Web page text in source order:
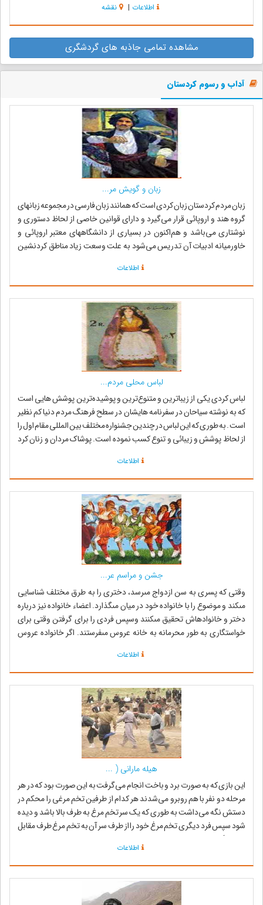
اطلاعات | نقشه
مشاهده تمامی جاذبه های گردشگری
آداب و رسوم کردستان
زبان و گویش مر...
زبان مردم کردستان زبان کردی است که همانند زبان فارسی در مجموعه زبانهای
گروه هند و اروپائی قرار می‌گیرد و دارای قوانین خاصی از لحاظ دستوری و
نوشتاری می‌باشد و هم‌اکنون در بسیاری از دانشگاههای معتبر اروپائی و
خاورمیانه ادبیات آن تدریس می‌شود به علت وسعت زیاد مناطق کردنشین
اطلاعات
لباس محلی مردم...
لباس کردی یکی از زیباترین و متنوع‌ترین و پوشیده‌ترین پوشش هایی است
که به نوشته سیاحان در سفرنامه هایشان در سطح فرهنگ مردم دنیا کم نظیر
است . به طوری که این لباس در چندین جشنواره مختلف بین المللی مقام اول را
از لحاظ پوشش و زیبائی و تنوع کسب نموده است. پوشاک مردان و زنان کرد
اطلاعات
جشن و مراسم عر...
وقتى که پسرى به سن ازدواج مى‏رسد، دخترى را به طرق مختلف شناسایى
مى‏کند و موضوع را با خانواده خود در میان مى‏گذارد. اعضاء خانواده نیز درباره
دختر و خانواده‏اش تحقیق مى‏کنند وسپس فردى را براى گرفتن وقتى براى
خواستگارى به طور محرمانه به خانه عروس مى‏فرستند. اگر خانواده عروس
اطلاعات
هیله مارانی ( ...
این بازی که به صورت برد و باخت انجام می‌گرفت به این صورت بود که در هر
مرحله دو نفر با هم روبرو می‌شدند هر کدام از طرفین تخم مرغی را محکم در
دستش نگه می‌داشت به طوری که یک سر تخم مرغ به طرف بالا باشد و دیده
شود سپس فرد دیگری تخم مرغ خود را از طرف سر آن به تخم مرغ طرف مقابل
می‌زد اگر تخم ...
اطلاعات